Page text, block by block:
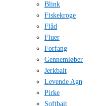
Blink
Fiskekroge
Flåd
Fluer
Forfang
Gennemløber
Jerkbait
Levende Agn
Pirke
Softbait